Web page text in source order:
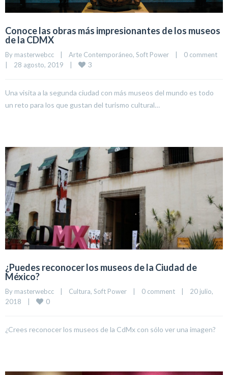
Conoce las obras más impresionantes de los museos
de la CDMX
By masterwebcc | Arte Contemporáneo, Soft Power |
0 comment
|
28 agosto, 2019 | 3
Una visita a la segunda ciudad con más museos del mundo es todo
un reto para los que gustan del turismo cultural…
¿Puedes reconocer los museos de la Ciudad de
México?
By masterwebcc Cultura, Soft Power 0 comment
20 julio,
2018
0
¿Crees reconocer los museos de la CdMx con sólo ver una imagen?